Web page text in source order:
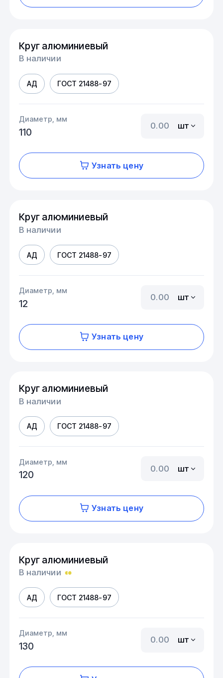
Круг алюминиевый
В наличии
АД ГОСТ 21488-97
Диаметр, мм
110
шт
Узнать цену
Круг алюминиевый
В наличии
АД ГОСТ 21488-97
Диаметр, мм
12
шт
Узнать цену
Круг алюминиевый
В наличии
АД ГОСТ 21488-97
Диаметр, мм
120
шт
Узнать цену
Круг алюминиевый
В наличии
АД ГОСТ 21488-97
Диаметр, мм
130
шт